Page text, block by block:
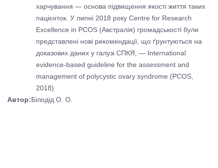
харчування — основа підвищення якості життя таких
пацієнток. У липні 2018 року Centre for Research
Excellence in PCOS (Австралія) громадськості були
представлені нові рекомендації, що ґрунтуються на
доказових даних у галузі СПКЯ, — International
evidence-based guideline for the assessment and
management of polycystic ovary syndrome (PCOS,
2018)
Автор:Білодід О. О.